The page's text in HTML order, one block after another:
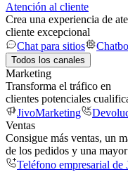
Atención al cliente
Crea una experiencia de
cliente excepcional
Chat para sitios
Todos los canales
Marketing
Transforma el tráfico en
clientes potenciales
JivoMarketing
Ventas
Consigue más ventas, un
de los pedidos y una
Teléfono empresarial de